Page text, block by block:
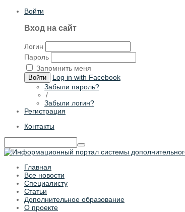
Войти
Вход на сайт
Логин
Пароль
Запомнить меня
Войти
Log in with Facebook
Забыли пароль?
/
Забыли логин?
Регистрация
Контакты
Главная
Все новости
Специалисту
Статьи
Дополнительное образование
О проекте